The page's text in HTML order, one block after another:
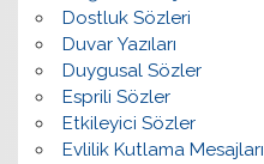
Dostluk Sözleri
Duvar Yazıları
Duygusal Sözler
Esprili Sözler
Etkileyici Sözler
Evlilik Kutlama Mesajları